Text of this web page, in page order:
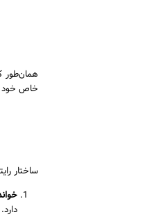
خاص خود
ساختار
دارد. داوطلبان 3